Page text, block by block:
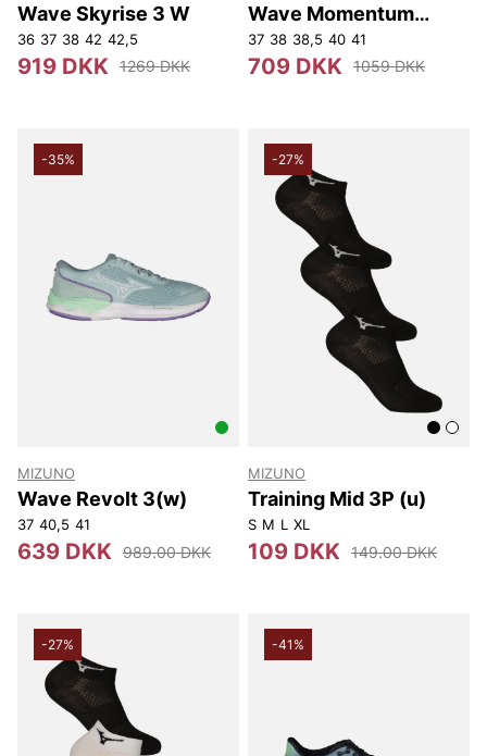
Wave Skyrise 3 W
36 37 38 42 42,5
919 DKK 1269 DKK
Wave Momentum
Pro(w)
37 38 38,5 40 41
709 DKK 1059 DKK
-35%
MIZUNO
Wave Revolt 3(w)
37 40,5 41
639 DKK 989.00 DKK
-27%
MIZUNO
Training Mid 3P (u)
S M L XL
109 DKK 149.00 DKK
-27% -41%